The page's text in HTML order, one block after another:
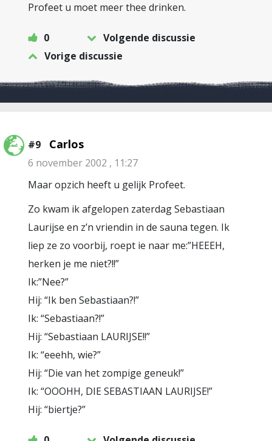
Profeet u moet meer thee drinken.
0
Volgende discussie
Vorige discussie
#9 Carlos
6 november 2002 , 11:27
Maar opzich heeft u gelijk Profeet.
Zo kwam ik afgelopen zaterdag Sebastiaan
Laurijse en z’n vriendin in de sauna tegen. Ik
liep ze zo voorbij, roept ie naar me:”HEEEH,
herken je me niet?!!”
Ik:”Nee?”
Hij: “Ik ben Sebastiaan?!”
Ik: “Sebastiaan?!”
Hij: “Sebastiaan LAURIJSE!!”
Ik: “eeehh, wie?”
Hij: “Die van het zompige geneuk!”
Ik: “OOOHH, DIE SEBASTIAAN LAURIJSE!”
Hij: “biertje?”